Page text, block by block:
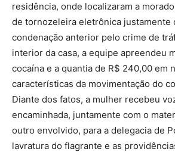
residência, onde localizaram a
de tornozeleira eletrônica justamente
condenação anterior pelo crime de
interior da casa, a equipe apreendeu
cocaína e a quantia de R$ 240,00 em
características da movimentação do
Diante dos fatos, a mulher recebeu
encaminhada, juntamente com o
outro envolvido, para a delegacia de
lavratura do flagrante e as